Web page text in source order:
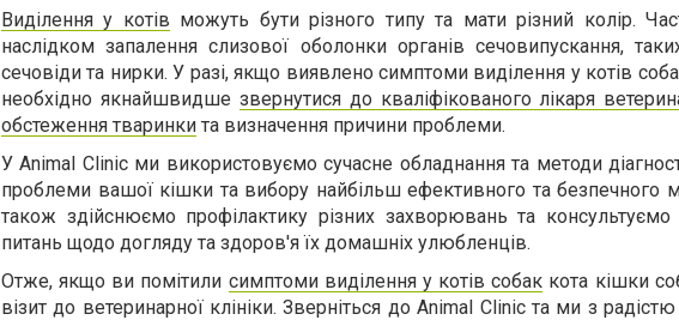
Виділення у котів можуть бути різного типу та мати різний колір.
наслідком запалення слизової оболонки органів сечовипускання,
сечовіди та нирки. У разі, якщо виявлено симптоми виділення у котів
необхідно якнайшвидше звернутися до кваліфікованого лікаря
обстеження тваринки та визначення причини проблеми.
У Animal Clinic ми використовуємо сучасне обладнання та методи
проблеми вашої кішки та вибору найбільш ефективного та безпечного
також здійснюємо профілактику різних захворювань та
питань щодо догляду та здоров'я їх домашніх улюбленців.
Отже, якщо ви помітили симптоми виділення у котів собак кота кішки
візит до ветеринарної клініки. Зверніться до Animal Clinic та ми з